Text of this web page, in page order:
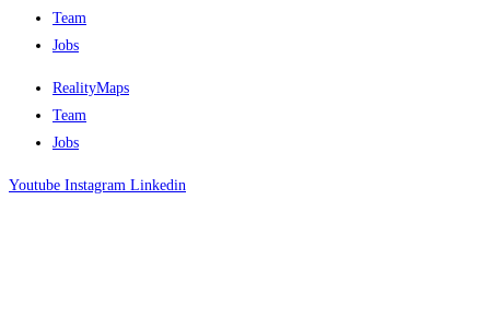
Team
Jobs
RealityMaps
Team
Jobs
Youtube Instagram Linkedin